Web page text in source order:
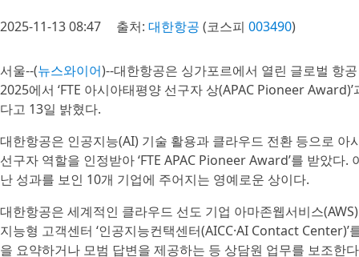
2025-11-13 08:47 출처: 대한항공 (코스피 003490)
서울--(뉴스와이어)--대한항공은 싱가포르에서 열린 글로벌 항
2025에서 ‘FTE 아시아태평양 선구자 상(APAC Pioneer
다고 13일 밝혔다.
대한항공은 인공지능(AI) 기술 활용과 클라우드 전환 등으로
선구자 역할을 인정받아 ‘FTE APAC Pioneer Award’를 받았다
난 성과를 보인 10개 기업에 주어지는 영예로운 상이다.
대한항공은 세계적인 클라우드 선도 기업 아마존웹서비스
지능형 고객센터 ‘인공지능컨택센터(AICC·AI Contact
을 요약하거나 모범 답변을 제공하는 등 상담원 업무를 보조한